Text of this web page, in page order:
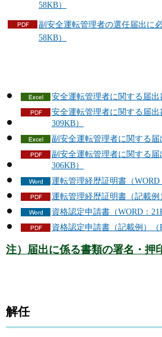
58KB）
副安全運転管理者の選任届出に
58KB）
安全運転管理者に関する届出
安全運転管理者に関する届出
309KB）
副安全運転管理者に関する届
副安全運転管理者に関する届
306KB）
運転管理経歴証明書（WORD
運転管理経歴証明書（記載例
資格認定申請書（WORD：
資格認定申請書（記載例）（
注）届出に係る書類の署名・押
解任